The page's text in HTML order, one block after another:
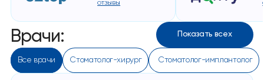
отзывы
Врачи: Показать всех
Все врачи Стоматолог-хирург Стоматолог-имплантолог